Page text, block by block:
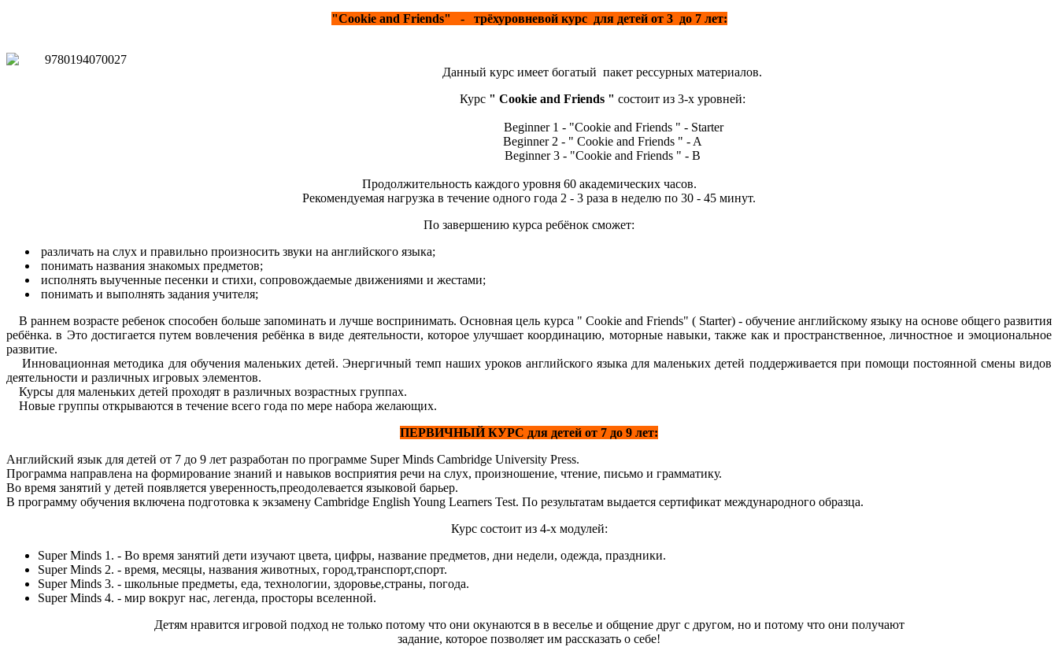
"Cookie and Friends" - трёхуровневой курс для детей от 3 до 7 лет:
Данный курс имеет богатый пакет рессурных материалов.
Курс " Cookie and Friends " состоит из 3-х уровней:
Beginner 1 - "Cookie and Friends " - Starter
Beginner 2 - " Cookie and Friends " - A
Beginner 3 - "Cookie and Friends " - B
Продолжительность каждого уровня 60 академических часов.
Рекомендуемая нагрузка в течение одного года 2 - 3 раза в неделю по 30 - 45 минут.
По завершению курса ребёнок сможет:
различать на слух и правильно произносить звуки на английского языка;
понимать названия знакомых предметов;
исполнять выученные песенки и стихи, сопровождаемые движениями и жестами;
понимать и выполнять задания учителя;
В раннем возрасте ребенок способен больше запоминать и лучше воспринимать. Основная цель курса " Сookie and Friends" ( Starter) - обучение английскому языку на основе общего развития
ребёнка. в Это достигается путем вовлечения ребёнка в виде деятельности, которое улучшает координацию, моторные навыки, также как и пространственное, личностное и эмоциональное
развитие.
Инновационная методика для обучения маленьких детей. Энергичный темп наших уроков английского языка для маленьких детей поддерживается при помощи постоянной смены видов
деятельности и различных игровых элементов.
Курсы для маленьких детей проходят в различных возрастных группах.
Новые группы открываются в течение всего года по мере набора желающих.
ПЕРВИЧНЫЙ КУРС для детей от 7 до 9 лет:
Английский язык для детей от 7 до 9 лет разработан по программе Super Minds Cambridge University Press.
Программа направлена на формирование знаний и навыков восприятия речи на слух, произношение, чтение, письмо и грамматику.
Во время занятий у детей появляется уверенность,преодолевается языковой барьер.
В программу обучения включена подготовка к экзамену Cambridge English Young Learners Test. По результатам выдается сертификат международного образца.
Курс состоит из 4-х модулей:
Super Minds 1. - Во время занятий дети изучают цвета, цифры, название предметов, дни недели, одежда, праздники.
Super Minds 2. - время, месяцы, названия животных, город,транспорт,спорт.
Super Minds 3. - школьные предметы, еда, технологии, здоровье,страны, погода.
Super Minds 4. - мир вокруг нас, легенда, просторы вселенной.
Детям нравится игровой подход не только потому что они окунаются в в веселье и общение друг с другом, но и потому что они получают
задание, которое позволяет им рассказать о себе!